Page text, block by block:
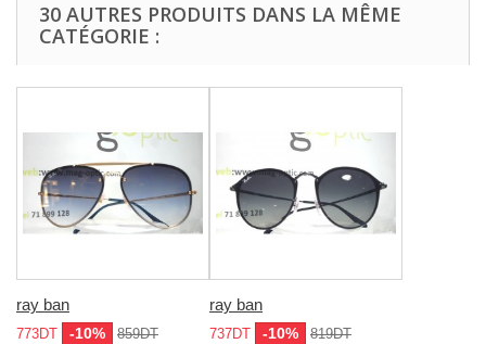
30 AUTRES PRODUITS DANS LA MÊME
CATÉGORIE :
ray ban
773DT -10% 859DT
ray ban
737DT -10% 819DT